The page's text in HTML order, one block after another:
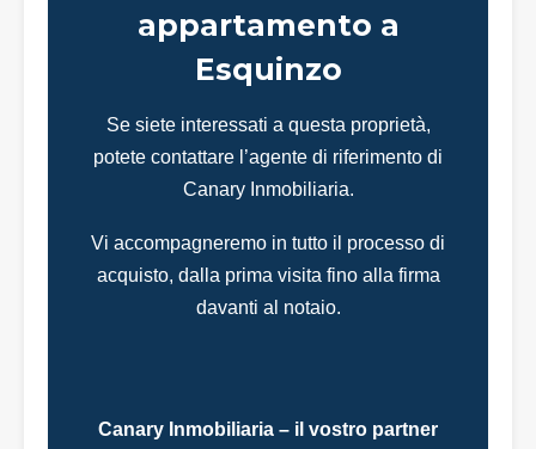
appartamento a
Esquinzo
Se siete interessati a questa proprietà,
potete contattare l’agente di riferimento di
Canary Inmobiliaria.
Vi accompagneremo in tutto il processo di
acquisto, dalla prima visita fino alla firma
davanti al notaio.
Canary Inmobiliaria – il vostro partner